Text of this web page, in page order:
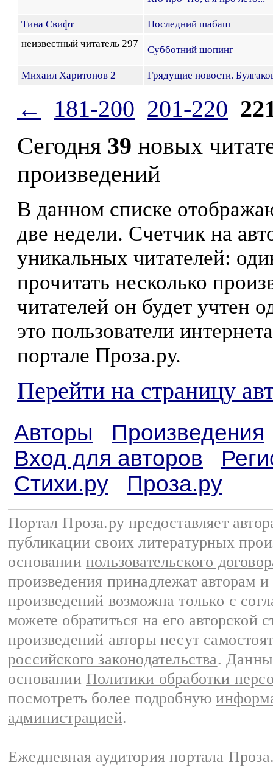
Тина Свифт
Последний шабаш
неизвестный читатель 297
Субботний шопинг
Михаил Харитонов 2 Грядущие новости.
← 181-200 201-220
Сегодня 39 новых
произведений
В данном списке
две недели. Счетчик на
уникальных читателей:
прочитать несколько
читателей он будет учтен
это пользователи
портале Проза.ру.
Перейти на страницу
Авторы
Произведения
Вход для авторов
Стихи.ру
Проза.ру
Портал Проза.ру предоставляет
публикации своих литературных
основании пользовательского
произведения принадлежат авторам
произведений возможна только с
можете обратиться на его авторской
произведений авторы несут
российского законодательства.
основании Политики обработки
посмотреть более подробную
администрацией.
Ежедневная аудитория портала